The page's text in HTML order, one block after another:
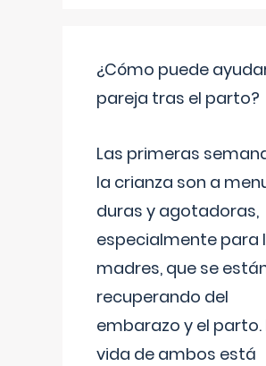
¿Cómo puede
pareja tras el parto?
Las primeras
la crianza son a
duras y agotadoras,
especialmente para
madres, que se
recuperando del
embarazo y el parto.
vida de ambos está